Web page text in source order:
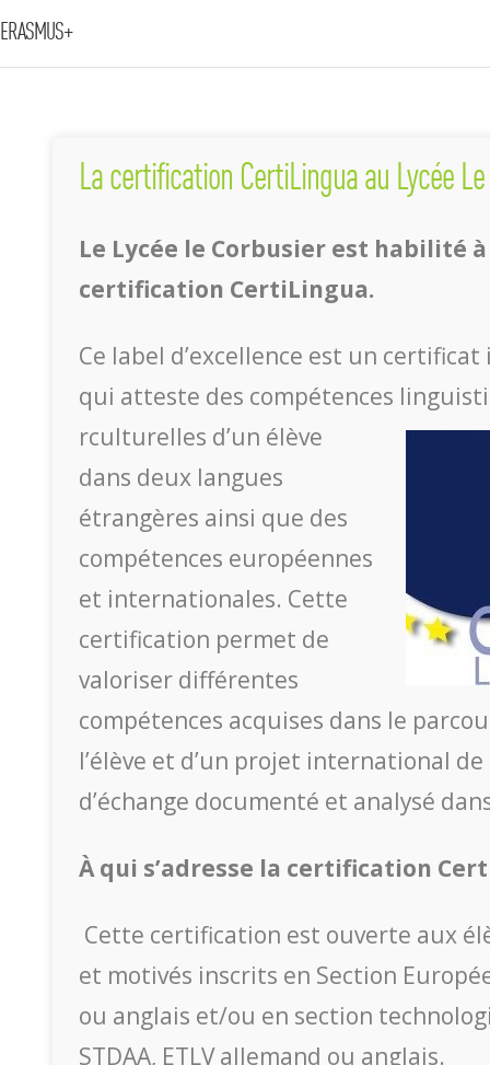
ERASMUS+
La certification CertiLingua au Lycée
Le Lycée le Corbusier est habilité
certification CertiLingua.
Ce label d’excellence est un
qui atteste des compétences
rculturelles d’un élève
dans deux langues
étrangères ainsi que des
compétences européennes
et internationales. Cette
certification permet de
valoriser différentes
compétences acquises dans le
l’élève et d’un projet international
d’échange documenté et analysé
À qui s’adresse la certification
Cette certification est ouverte aux
et motivés inscrits en Section
ou anglais et/ou en section
STDAA, ETLV allemand ou anglais.